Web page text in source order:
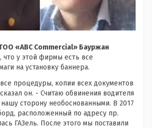
«ABC Commercial» Бауржан
что у этой фирмы есть все
на установку баннера.
процедуры, копии всех документов
он. - Считаю обвинения водителя
нашу сторону необоснованными. В 2017
расположенный по адресу пр.
ГАЗель. После этого мы поставили